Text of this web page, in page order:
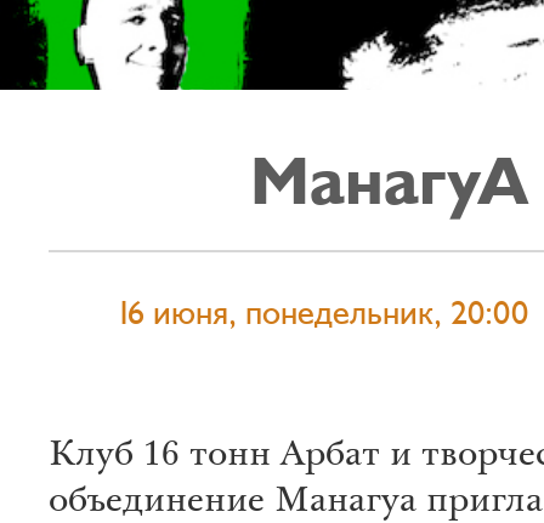
МанагуА
16 июня, понедельник, 20:00
Клуб 16 тонн Арбат и
объединение Манагуа